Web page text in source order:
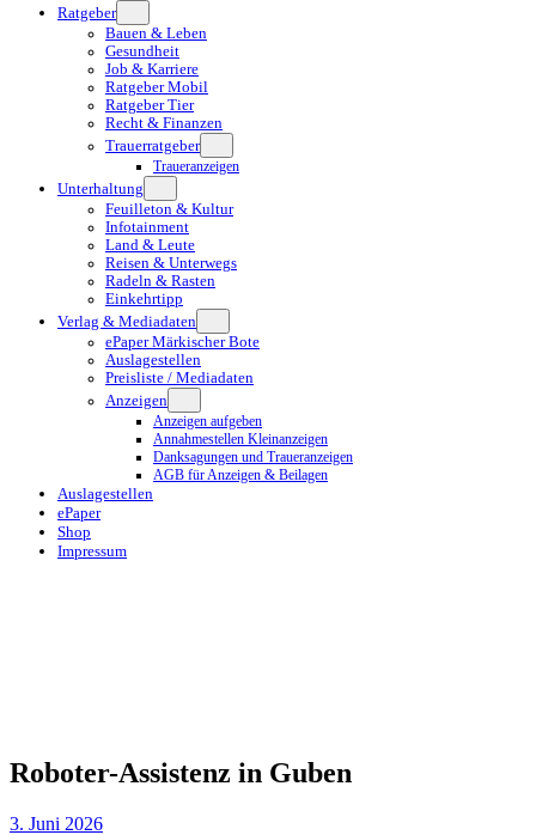
Ratgeber
Bauen & Leben
Gesundheit
Job & Karriere
Ratgeber Mobil
Ratgeber Tier
Recht & Finanzen
Trauerratgeber
Traueranzeigen
Unterhaltung
Feuilleton & Kultur
Infotainment
Land & Leute
Reisen & Unterwegs
Radeln & Rasten
Einkehrtipp
Verlag & Mediadaten
ePaper Märkischer Bote
Auslagestellen
Preisliste / Mediadaten
Anzeigen
Anzeigen aufgeben
Annahmestellen Kleinanzeigen
Danksagungen und Traueranzeigen
AGB für Anzeigen & Beilagen
Auslagestellen
ePaper
Shop
Impressum
Roboter-Assistenz in Guben
3. Juni 2026